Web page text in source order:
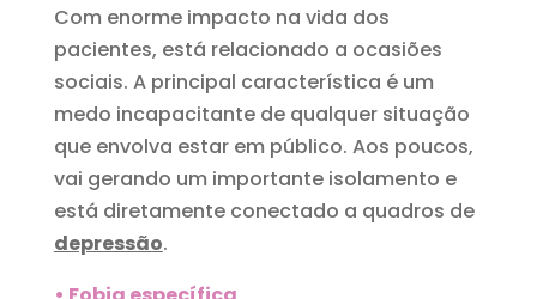
Com enorme impacto na vida dos
pacientes, está relacionado a ocasiões
sociais. A principal característica é um
medo incapacitante de qualquer situação
que envolva estar em público. Aos poucos,
vai gerando um importante isolamento e
está diretamente conectado a quadros de
depressão.